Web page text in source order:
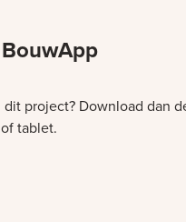
project? Download dan
tablet.